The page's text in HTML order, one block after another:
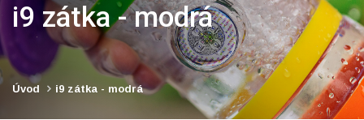
i9 zátka - modrá
Úvod i9 zátka - modrá